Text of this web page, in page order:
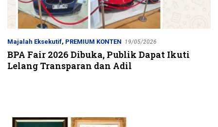
Majalah Eksekutif, PREMIUM KONTEN 19/05/2026
BPA Fair 2026 Dibuka, Publik Dapat Ikuti
Lelang Transparan dan Adil